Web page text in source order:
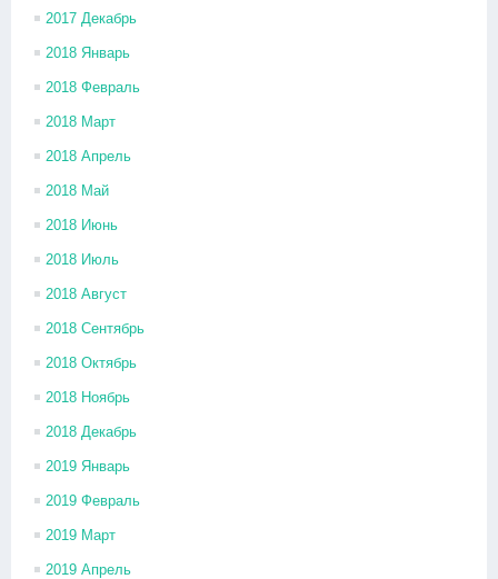
2017 Декабрь
2018 Январь
2018 Февраль
2018 Март
2018 Апрель
2018 Май
2018 Июнь
2018 Июль
2018 Август
2018 Сентябрь
2018 Октябрь
2018 Ноябрь
2018 Декабрь
2019 Январь
2019 Февраль
2019 Март
2019 Апрель